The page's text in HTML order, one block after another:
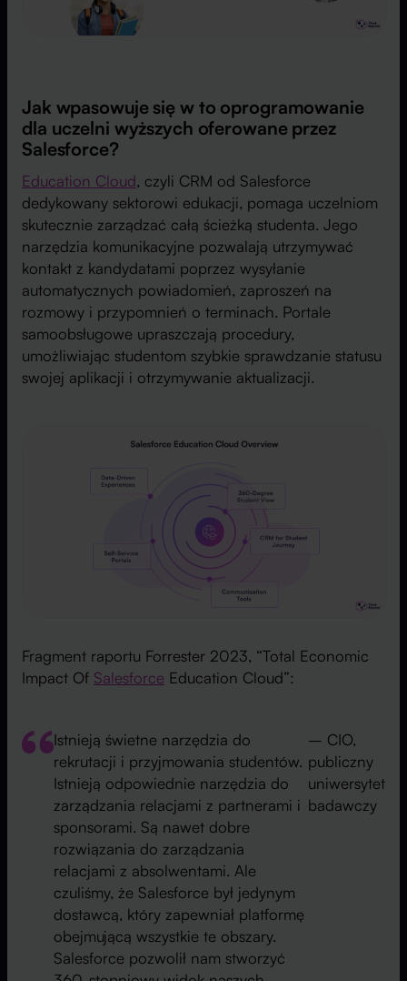
Jak wpasowuje się w to oprogramowanie
dla uczelni wyższych oferowane przez
Salesforce?
Education Cloud, czyli CRM od Salesforce
dedykowany sektorowi edukacji, pomaga uczelniom
skutecznie zarządzać całą ścieżką studenta. Jego
narzędzia komunikacyjne pozwalają utrzymywać
kontakt z kandydatami poprzez wysyłanie
automatycznych powiadomień, zaproszeń na
rozmowy i przypomnień o terminach. Portale
samoobsługowe upraszczają procedury,
umożliwiając studentom szybkie sprawdzanie statusu
swojej aplikacji i otrzymywanie aktualizacji.
Fragment raportu Forrester 2023, “Total Economic
Impact Of Salesforce Education Cloud”:
Istnieją świetne narzędzia do
rekrutacji i przyjmowania studentów.
Istnieją odpowiednie narzędzia do
zarządzania relacjami z partnerami i
sponsorami. Są nawet dobre
rozwiązania do zarządzania
relacjami z absolwentami. Ale
czuliśmy, że Salesforce był jedynym
dostawcą, który zapewniał platformę
obejmującą wszystkie te obszary.
Salesforce pozwolił nam stworzyć
– CIO,
publiczny
uniwersytet
badawczy